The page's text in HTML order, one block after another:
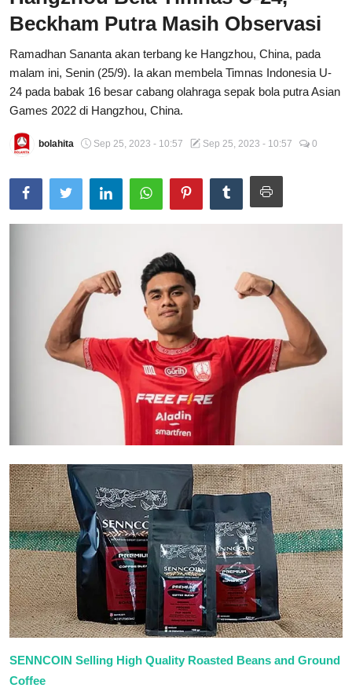
Total Sports
Contact
Pedoman Media Siber
Beckham Putra Masih Observasi
Ramadhan Sananta akan terbang ke Hangzhou, China, pada
malam ini, Senin (25/9). Ia akan membela Timnas Indonesia U-
24 pada babak 16 besar cabang olahraga sepak bola putra Asian
Games 2022 di Hangzhou, China.
bolahita Sep 25, 2023 - 10:57 Sep 25, 2023 - 10:57 0
SENNCOIN Selling High Quality Roasted Beans and Ground
Coffee